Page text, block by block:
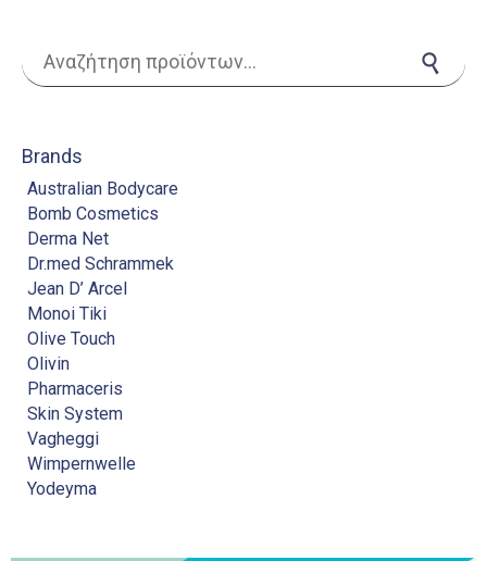
Brands
Australian Bodycare
Bomb Cosmetics
Derma Net
Dr.med Schrammek
Jean D’ Arcel
Monoi Tiki
Olive Touch
Olivin
Pharmaceris
Skin System
Vagheggi
Wimpernwelle
Yodeyma